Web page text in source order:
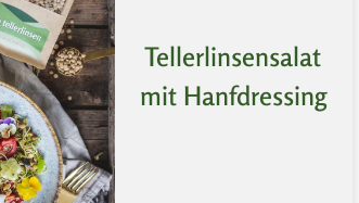
Tellerlinsensalat
mit Hanfdressing